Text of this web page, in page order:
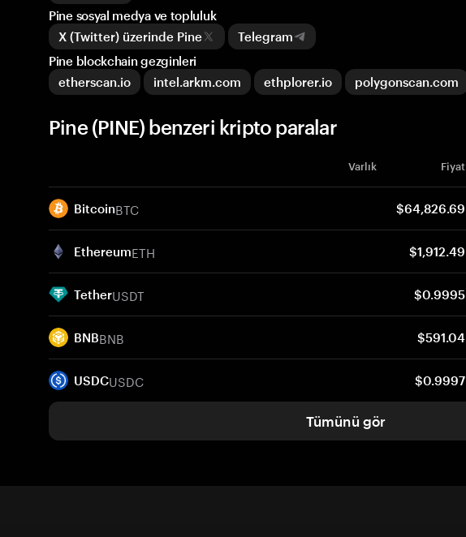
Pine sosyal medya ve topluluk
X (Twitter) üzerinde Pine
Telegram
Pine blockchain gezginleri
etherscan.io
intel.arkm.com ethplorer.io polygonscan.com
Pine (PINE) benzeri kripto paralar
Varlık Fiyat
BitcoinBTC $64,826.69
EthereumETH $1,912.49
TetherUSDT $0.9995
BNBBNB $591.04
USDCUSDC $0.9997
Tümünü gör